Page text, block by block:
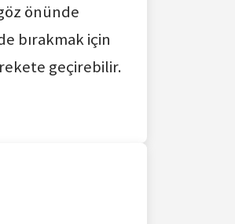
önünde
bırakmak için
geçirebilir.